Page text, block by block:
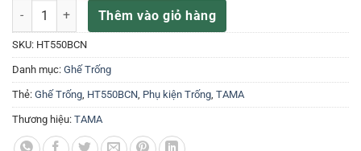
Ghế trống TAMA 1st Chair Glide Rider Hydraulic HT550BCN số lượng
Thêm vào giỏ hàng
SKU: HT550BCN
Danh mục: Ghế Trống
Thẻ: Ghế Trống, HT550BCN, Phụ kiện Trống, TAMA
Thương hiệu: TAMA